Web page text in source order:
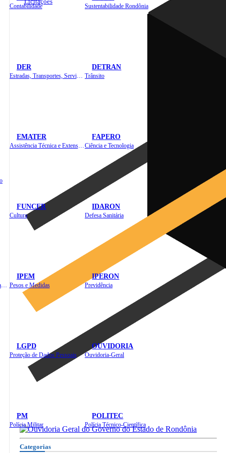
Contabilidade Sustentabilidade Rondônia
DER
Estradas, Transportes, Serviços Públicos
DETRAN
Trânsito
EMATER
Assistência Técnica e Extensão Rural
FAPERO
Ciência e Tecnologia
FUNCER
Cultura
IDARON
Defesa Sanitária
IPEM
Pesos e Medidas
IPERON
Previdência
LGPD
Proteção de Dados Pessoais
OUVIDORIA
Ouvidoria-Geral
PM
Polícia Militar
POLITEC
Polícia Técnico-Científica
Categorias